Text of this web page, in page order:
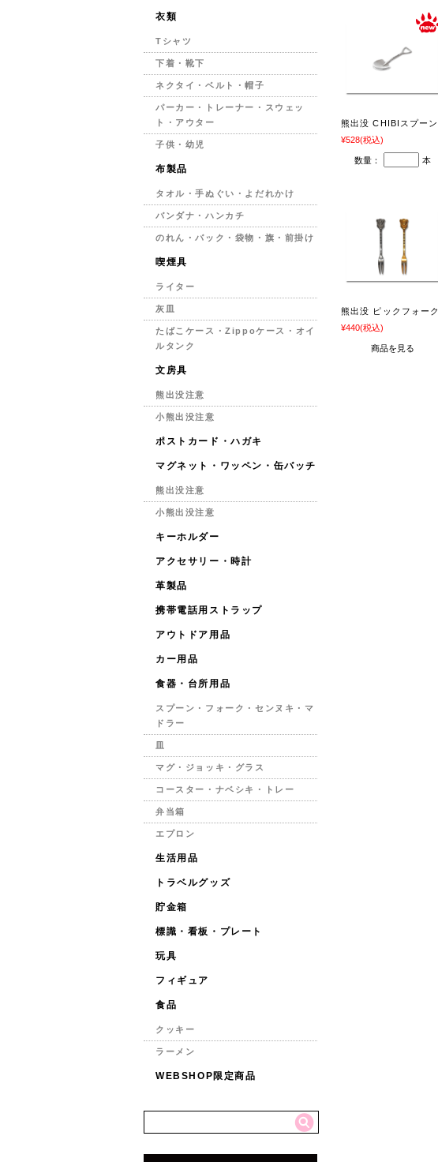
熊出没 CHIBIスプーン
¥528(税込)
数量： 本
熊出没 ピックフォーク
¥440(税込)
商品を見る
衣類
Tシャツ
下着・靴下
ネクタイ・ベルト・帽子
パーカー・トレーナー・スウェッ
ト・アウター
子供・幼児
布製品
タオル・手ぬぐい・よだれかけ
バンダナ・ハンカチ
のれん・バック・袋物・旗・前掛け
喫煙具
ライター
灰皿
たばこケース・Zippoケース・オイ
ルタンク
文房具
熊出没注意
小熊出没注意
ポストカード・ハガキ
マグネット・ワッペン・缶バッチ
熊出没注意
小熊出没注意
キーホルダー
アクセサリー・時計
革製品
携帯電話用ストラップ
アウトドア用品
カー用品
食器・台所用品
スプーン・フォーク・センヌキ・マ
ドラー
マグ・ジョッキ・グラス
コースター・ナベシキ・トレー
弁当箱
エプロン
生活用品
トラベルグッズ
貯金箱
標識・看板・プレート
玩具
フィギュア
食品
クッキー
ラーメン
WEBSHOP限定商品